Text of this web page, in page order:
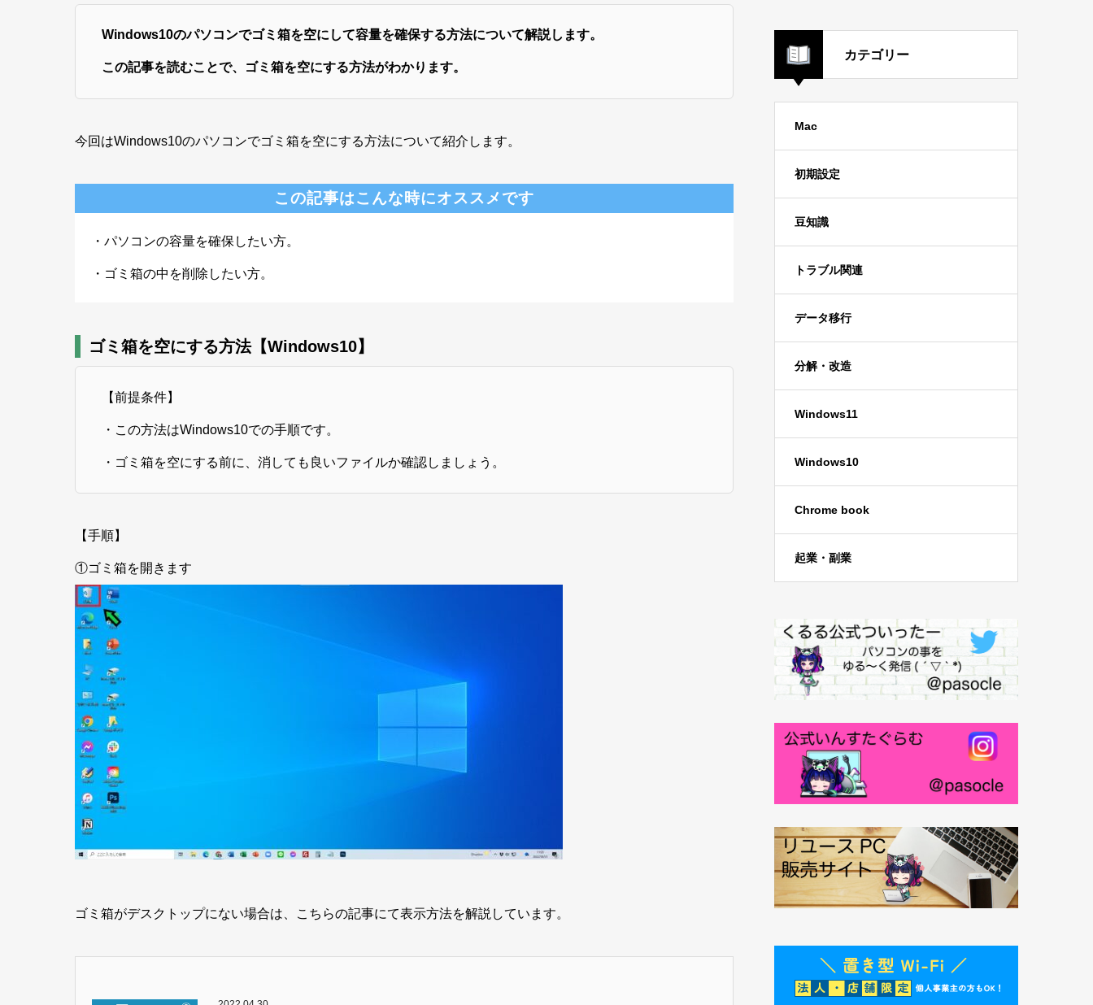
Windows10のパソコンでゴミ箱を空にして容量を確保する方法について解説します。
この記事を読むことで、ゴミ箱を空にする方法がわかります。
今回はWindows10のパソコンでゴミ箱を空にする方法について紹介します。
この記事はこんな時にオススメです
・パソコンの容量を確保したい方。
・ゴミ箱の中を削除したい方。
ゴミ箱を空にする方法【Windows10】
【前提条件】
・この方法はWindows10での手順です。
・ゴミ箱を空にする前に、消しても良いファイルか確認しましょう。
【手順】
①ゴミ箱を開きます
ゴミ箱がデスクトップにない場合は、こちらの記事にて表示方法を解説しています。
カテゴリー
Mac
初期設定
豆知識
トラブル関連
データ移行
分解・改造
Windows11
Windows10
Chrome book
起業・副業